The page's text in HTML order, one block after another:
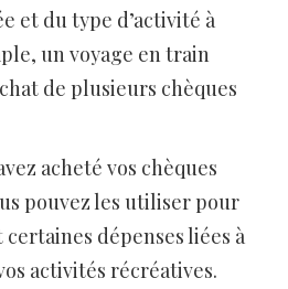
et du type d’activité à
un voyage en train
de plusieurs chèques
acheté vos chèques
pouvez les utiliser pour
dépenses liées à
activités récréatives.